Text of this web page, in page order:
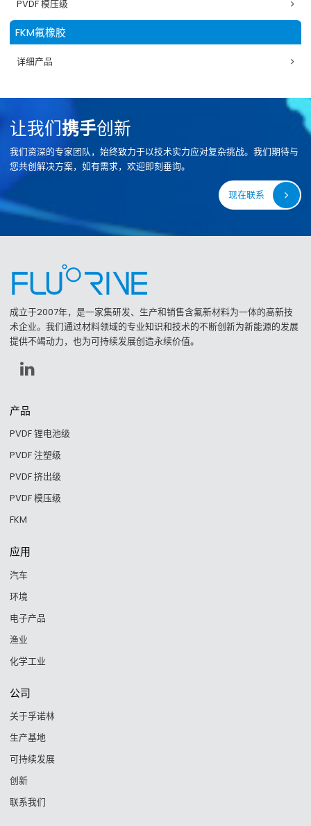
PVDF 模压级
FKM氟橡胶
详细产品
让我们携手创新
我们资深的专家团队，始终致力于以技术实力应对复杂挑战。我们期待与
您共创解决方案，如有需求，欢迎即刻垂询。
现在联系
成立于2007年，是一家集研发、生产和销售含氟新材料为一体的高新技
术企业。我们通过材料领域的专业知识和技术的不断创新为新能源的发展
提供不竭动力，也为可持续发展创造永续价值。
产品
PVDF 锂电池级
PVDF 注塑级
PVDF 挤出级
PVDF 模压级
FKM
应用
汽车
环境
电子产品
渔业
化学工业
公司
关于孚诺林
生产基地
可持续发展
创新
联系我们